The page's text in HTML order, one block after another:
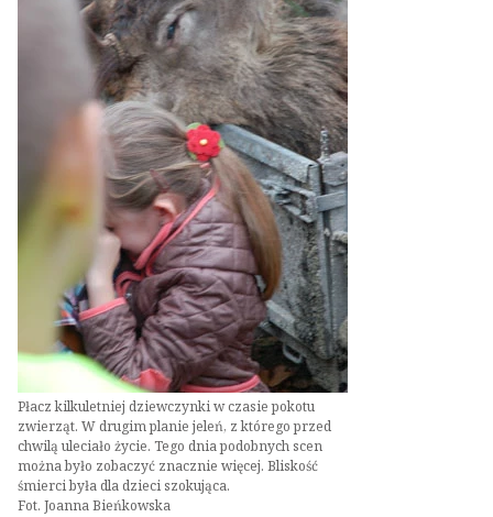
Płacz kilkuletniej dziewczynki w czasie pokotu
zwierząt. W drugim planie jeleń, z którego przed
chwilą uleciało życie. Tego dnia podobnych scen
można było zobaczyć znacznie więcej. Bliskość
śmierci była dla dzieci szokująca.
Fot. Joanna Bieńkowska